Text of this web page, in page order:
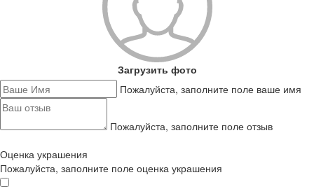
Загрузить фото
Пожалуйста, заполните поле ваше имя
Пожалуйста, заполните поле отзыв
Оценка украшения
Пожалуйста, заполните поле оценка украшения